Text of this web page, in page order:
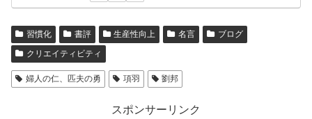
習慣化 書評 生産性向上 名言
ブログ
クリエイティビティ
婦人の仁、匹夫の勇 項羽 劉邦
スポンサーリンク